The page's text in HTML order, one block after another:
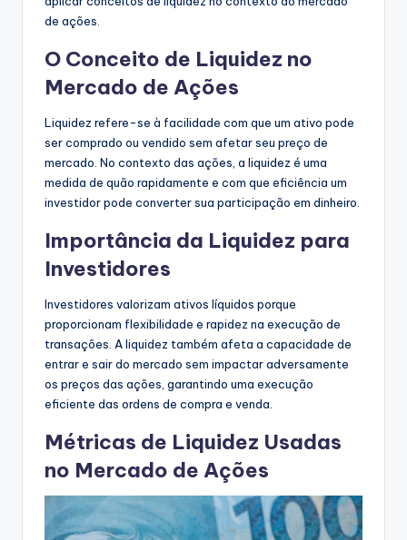
de ações.
O Conceito de Liquidez no
Mercado de Ações
Liquidez refere-se à facilidade com que um ativo pode
ser comprado ou vendido sem afetar seu preço de
mercado. No contexto das ações, a liquidez é uma
medida de quão rapidamente e com que eficiência um
investidor pode converter sua participação em dinheiro.
Importância da Liquidez para
Investidores
Investidores valorizam ativos líquidos porque
proporcionam flexibilidade e rapidez na execução de
transações. A liquidez também afeta a capacidade de
entrar e sair do mercado sem impactar adversamente
os preços das ações, garantindo uma execução
eficiente das ordens de compra e venda.
Métricas de Liquidez Usadas
no Mercado de Ações